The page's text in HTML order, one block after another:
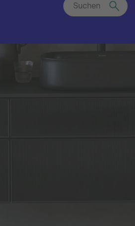
Suchen